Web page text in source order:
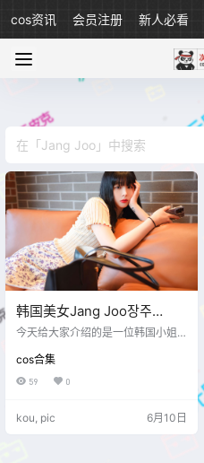
cos资讯 会员注册 新人必看
韩国美女Jang Joo장주
(Isabella) 写真图包合集[47
今天给大家介绍的是一位韩国小姐
并不是一位二次元coser，而是一位
模特，在韩国人气很高，喜欢的可
定是很多粉丝们喜欢的对象，看过
cos合集
59 0
kou, pic 6月10日